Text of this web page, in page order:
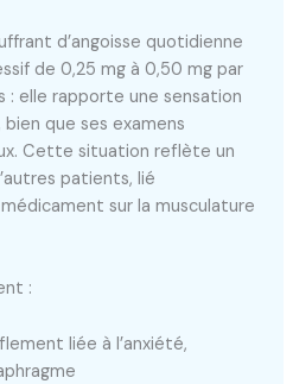
d’angoisse quotidienne
de 0,25 mg à 0,50 mg par
: elle rapporte une sensation
que ses examens
Cette situation reflète un
patients, lié
sur la musculature
:
liée à l’anxiété,